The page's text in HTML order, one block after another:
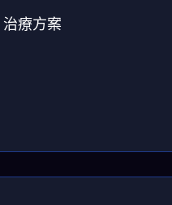
治療方案